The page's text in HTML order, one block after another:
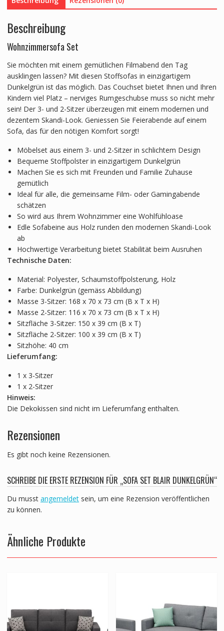
Beschreibung
Wohnzimmersofa Set
Sie möchten mit einem gemütlichen Filmabend den Tag
ausklingen lassen? Mit diesen Stoffsofas in einzigartigem
Dunkelgrün ist das möglich. Das Couchset bietet Ihnen und Ihren
Kindern viel Platz – nerviges Rumgeschubse muss so nicht mehr
sein! Der 3- und 2-Sitzer überzeugen mit einem modernen und
dezentem Skandi-Look. Geniessen Sie Feierabende auf einem
Sofa, das für den nötigen Komfort sorgt!
Möbelset aus einem 3- und 2-Sitzer in schlichtem Design
Bequeme Stoffpolster in einzigartigem Dunkelgrün
Machen Sie es sich mit Freunden und Familie Zuhause
gemütlich
Ideal für alle, die gemeinsame Film- oder Gamingabende
schätzen
So wird aus Ihrem Wohnzimmer eine Wohlfühloase
Edle Sofabeine aus Holz runden den modernen Skandi-Look
ab
Hochwertige Verarbeitung bietet Stabilität beim Ausruhen
Technische Daten:
Material: Polyester, Schaumstoffpolsterung, Holz
Farbe: Dunkelgrün (gemäss Abbildung)
Masse 3-Sitzer: 168 x 70 x 73 cm (B x T x H)
Masse 2-Sitzer: 116 x 70 x 73 cm (B x T x H)
Sitzfläche 3-Sitzer: 150 x 39 cm (B x T)
Sitzfläche 2-Sitzer: 100 x 39 cm (B x T)
Sitzhöhe: 40 cm
Lieferumfang:
1 x 3-Sitzer
1 x 2-Sitzer
Hinweis:
Die Dekokissen sind nicht im Lieferumfang enthalten.
Rezensionen
Es gibt noch keine Rezensionen.
SCHREIBE DIE ERSTE REZENSION FÜR „SOFA SET BLAIR DUNKELGRÜN“
Du musst angemeldetsein, um eine Rezension veröffentlichen
zu können.
Ähnliche Produkte